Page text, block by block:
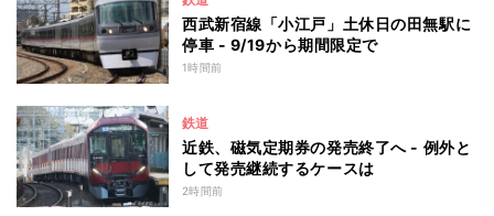
西武新宿線「小江戸」土休日の田無駅に
停車 - 9/19から期間限定で
1時間前
鉄道
近鉄、磁気定期券の発売終了へ - 例外と
して発売継続するケースは
2時間前